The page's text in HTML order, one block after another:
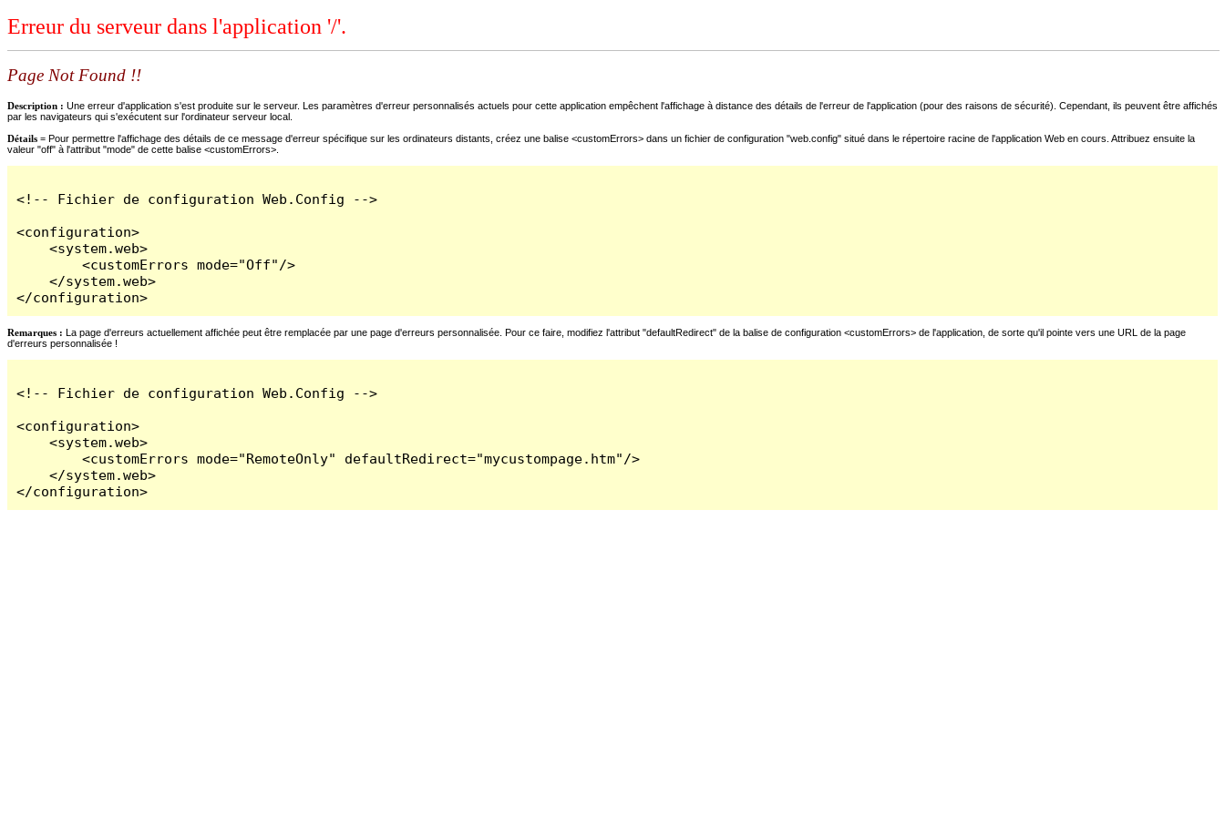
Erreur du serveur dans l'application '/'.
Page Not Found !!
Description : Une erreur d'application s'est produite sur le serveur. Les paramètres d'erreur personnalisés actuels pour cette application empêchent l'affichage à distance des détails de l'erreur de l'application (pour des raisons de sécurité). Cependant, ils peuvent être affichés
par les navigateurs qui s'exécutent sur l'ordinateur serveur local.
Détails = Pour permettre l'affichage des détails de ce message d'erreur spécifique sur les ordinateurs distants, créez une balise <customErrors> dans un fichier de configuration "web.config" situé dans le répertoire racine de l'application Web en cours. Attribuez ensuite la
valeur "off" à l'attribut "mode" de cette balise <customErrors>.
<!-- Fichier de configuration Web.Config -->
<configuration>
    <system.web>
        <customErrors mode="Off"/>
    </system.web>
</configuration>
Remarques : La page d'erreurs actuellement affichée peut être remplacée par une page d'erreurs personnalisée. Pour ce faire, modifiez l'attribut "defaultRedirect" de la balise de configuration <customErrors> de l'application, de sorte qu'il pointe vers une URL de la page
d'erreurs personnalisée !
<!-- Fichier de configuration Web.Config -->
<configuration>
    <system.web>
        <customErrors mode="RemoteOnly" defaultRedirect="mycustompage.htm"/>
    </system.web>
</configuration>